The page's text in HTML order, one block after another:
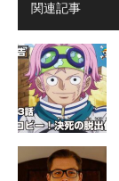
関連記事